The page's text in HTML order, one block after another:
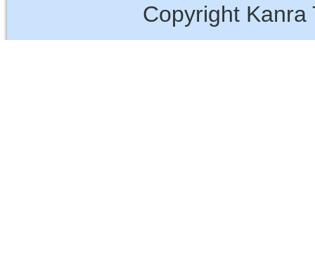
Copyright Kanra